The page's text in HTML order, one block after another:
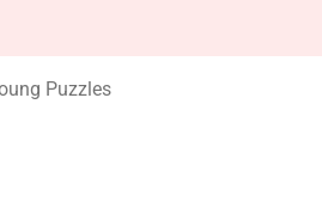
Puzzles